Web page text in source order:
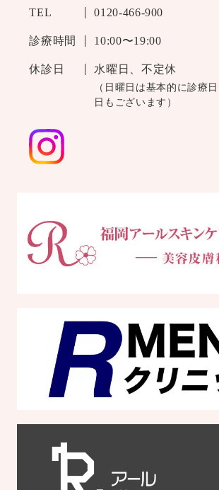
TEL 0120-466-900
診療時間 10:00〜19:00
休診日 水曜日、不定休
（日曜日は基本的に診療
日もございます）